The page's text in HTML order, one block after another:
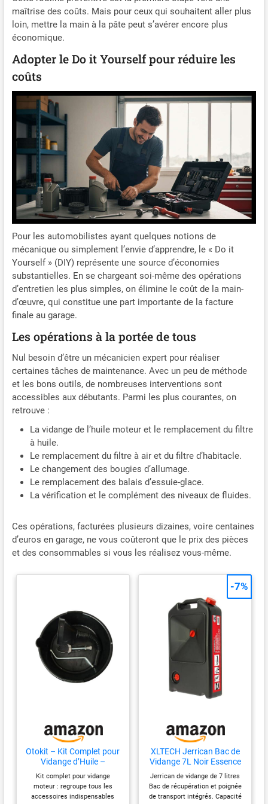
Sportstourer (KL8), SKODA
FABIA IV (PJ3), SKODA
KAMIQ (NW4), SKODA
l'adaptateur pré-assemblé
Quick-Clip, les balais
d'essuie-glace se montent
permet de réaliser des
C3 III Van, C3 PICASSO, C4 II, C4 II Kasten/Schrägheck, C5
I, C5 I Break, C5 I Kasten/Kombi, C5 II, C5 II Break, C5 II
Kasten/Kombi, C5 III, DS3, JUMPY III Bus, JUMPY III
Kasten, JUMPY III Pritsche/Fahrgestell, SPACETOURER
DOKKER Großraumlimousine, DOKKER Pick-up, DUSTER,
maîtrise des coûts. Mais pour ceux qui souhaitent aller plus
loin, mettre la main à la pâte peut s’avérer encore plus
économique.
Adopter le Do it Yourself pour réduire les
coûts
Pour les automobilistes ayant quelques notions de
mécanique ou simplement l’envie d’apprendre, le « Do it
Yourself » (DIY) représente une source d’économies
substantielles. En se chargeant soi-même des opérations
d’entretien les plus simples, on élimine le coût de la main-
d’œuvre, qui constitue une part importante de la facture
finale au garage.
Les opérations à la portée de tous
Nul besoin d’être un mécanicien expert pour réaliser
certaines tâches de maintenance. Avec un peu de méthode
et les bons outils, de nombreuses interventions sont
accessibles aux débutants. Parmi les plus courantes, on
retrouve :
La vidange de l’huile moteur et le remplacement du filtre
à huile.
Le remplacement du filtre à air et du filtre d’habitacle.
Le changement des bougies d’allumage.
Le remplacement des balais d’essuie-glace.
La vérification et le complément des niveaux de fluides.
Ces opérations, facturées plusieurs dizaines, voire centaines
d’euros en garage, ne vous coûteront que le prix des pièces
et des consommables si vous les réalisez vous-même.
Otokit – Kit Complet pour
Vidange d’Huile –
Accessoires Essentiels
pour Vidange Auto &
Entretien Moteur
Kit complet pour vidange
moteur : regroupe tous les
accessoires indispensables
XLTECH Jerrican Bac de
Vidange 7L Noir Essence
Acier allié 7 litres
Jerrican de vidange de 7 litres
Bac de récupération et poignée
de transport intégrés. Capacité
-7%